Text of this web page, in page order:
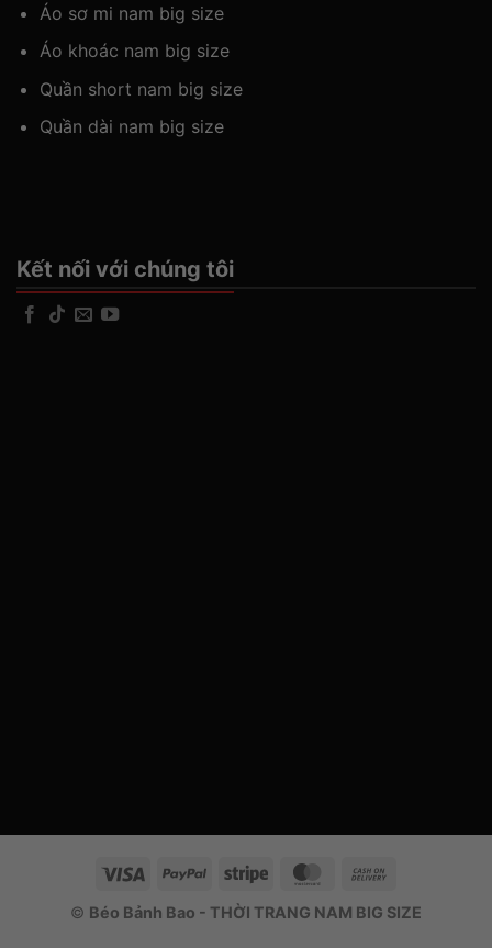
Áo sơ mi nam big size
Áo khoác nam big size
Quần short nam big size
Quần dài nam big size
Kết nối với chúng tôi
Visa PayPal Stripe MasterCard
Delivery
© Béo Bảnh Bao - THỜI TRANG NAM BIG SIZE